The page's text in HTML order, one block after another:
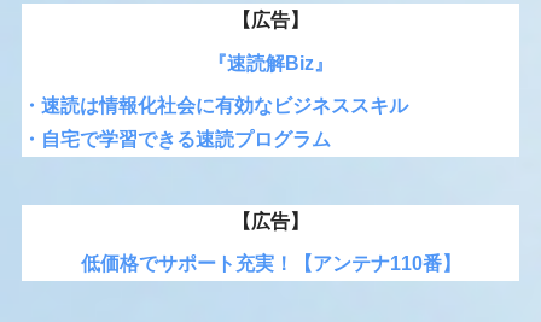
【広告】
『速読解Biz』
・速読は情報化社会に有効なビジネススキル
・自宅で学習できる速読プログラム
【広告】
低価格でサポート充実！【アンテナ110番】